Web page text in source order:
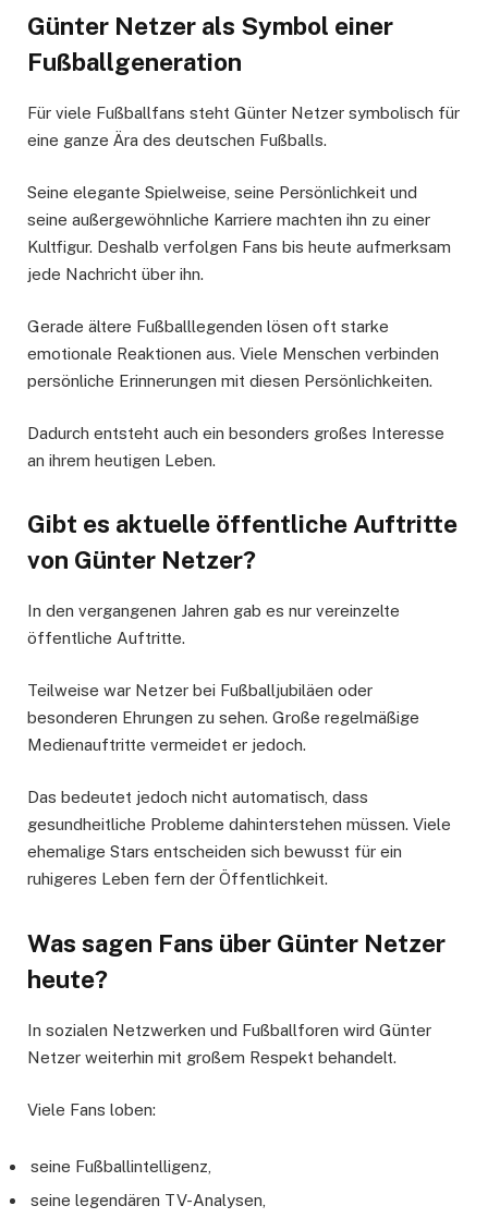
Günter Netzer als Symbol einer
Fußballgeneration
Für viele Fußballfans steht Günter Netzer symbolisch für
eine ganze Ära des deutschen Fußballs.
Seine elegante Spielweise, seine Persönlichkeit und
seine außergewöhnliche Karriere machten ihn zu einer
Kultfigur. Deshalb verfolgen Fans bis heute aufmerksam
jede Nachricht über ihn.
Gerade ältere Fußballlegenden lösen oft starke
emotionale Reaktionen aus. Viele Menschen verbinden
persönliche Erinnerungen mit diesen Persönlichkeiten.
Dadurch entsteht auch ein besonders großes Interesse
an ihrem heutigen Leben.
Gibt es aktuelle öffentliche Auftritte
von Günter Netzer?
In den vergangenen Jahren gab es nur vereinzelte
öffentliche Auftritte.
Teilweise war Netzer bei Fußballjubiläen oder
besonderen Ehrungen zu sehen. Große regelmäßige
Medienauftritte vermeidet er jedoch.
Das bedeutet jedoch nicht automatisch, dass
gesundheitliche Probleme dahinterstehen müssen. Viele
ehemalige Stars entscheiden sich bewusst für ein
ruhigeres Leben fern der Öffentlichkeit.
Was sagen Fans über Günter Netzer
heute?
In sozialen Netzwerken und Fußballforen wird Günter
Netzer weiterhin mit großem Respekt behandelt.
Viele Fans loben:
seine Fußballintelligenz,
seine legendären TV-Analysen,